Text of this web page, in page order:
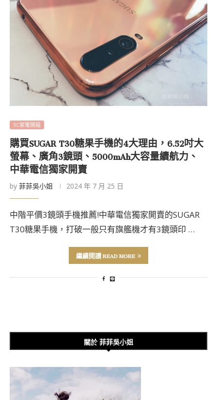
3C家電開箱
購買SUGAR T30糖果手機的4大理由，6.52吋大
螢幕、廣角3鏡頭、5000mAh大容量續航力、
中華電信獨家開賣
by 菲菲吳小姐 2024 年 7 月 25 日
中階平價3鏡頭手機推薦!中華電信獨家開賣的SUGAR
T30糖果手機，打破一般只有旗艦機才有3鏡頭印 …
繼續閱讀 READ MORE
關於 菲菲吳小姐